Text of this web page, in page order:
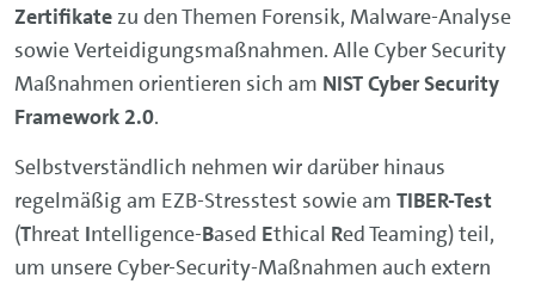
Zertifikate zu den Themen Forensik, Malware-Analyse
sowie Verteidigungsmaßnahmen. Alle Cyber Security
Maßnahmen orientieren sich am NIST Cyber Security
Framework 2.0.
Selbstverständlich nehmen wir darüber hinaus
regelmäßig am EZB-Stresstest sowie am TIBER-Test
(Threat Intelligence-Based Ethical Red Teaming) teil,
um unsere Cyber-Security-Maßnahmen auch extern